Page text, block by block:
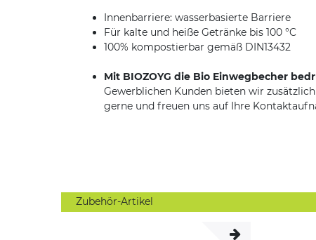
Innenbarriere: wasserbasierte Barriere
Für kalte und heiße Getränke bis 100 °C
100% kompostierbar gemäß DIN13432
Mit BIOZOYG die Bio Einwegbecher
Gewerblichen Kunden bieten wir
gerne und freuen uns auf Ihre
Zubehör-Artikel